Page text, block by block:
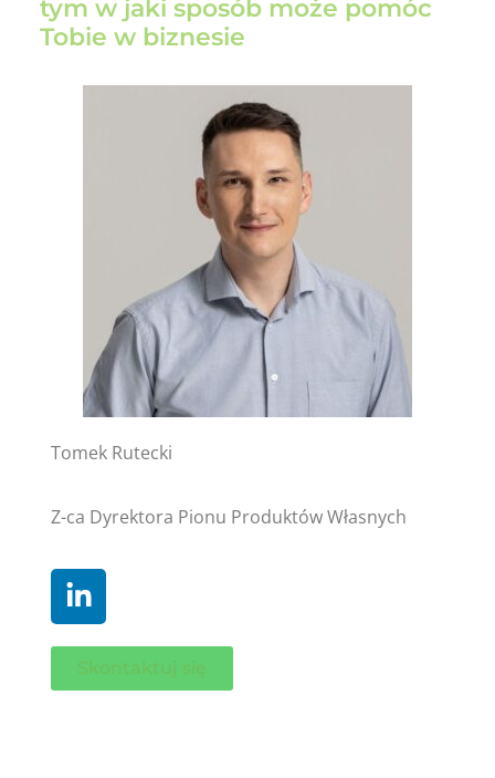
tym w jaki sposób może pomóc
Tobie w biznesie
Tomek Rutecki
Z-ca Dyrektora Pionu Produktów Własnych
Skontaktuj się